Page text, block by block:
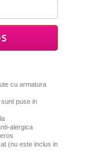
cu armatura
puse in
alergica
(nu este inclus in